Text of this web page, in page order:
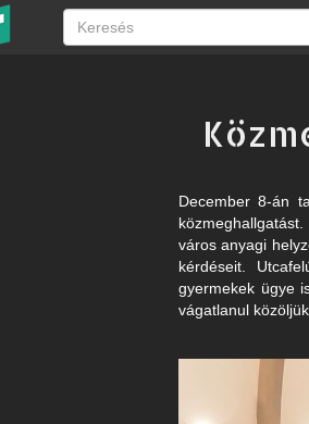
December 8-án
város anyagi
kérdéseit.
gyermekek ügye
vágatlanul közöljük.